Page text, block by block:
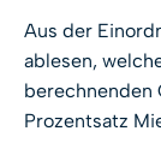
Aus der
ablesen,
berechnenden
Prozentsatz